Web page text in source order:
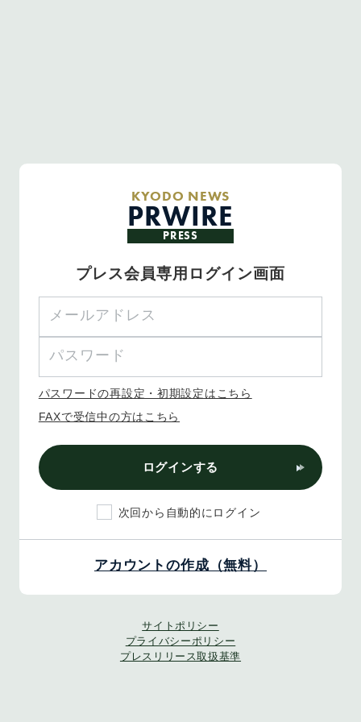
KYODO NEWS
PRWIRE
PRESS
プレス会員専用ログイン画面
パスワードの再設定・初期設定はこちら
FAXで受信中の方はこちら
ログインする
次回から自動的にログイン
アカウントの作成（無料）
サイトポリシー
プライバシーポリシー
プレスリリース取扱基準